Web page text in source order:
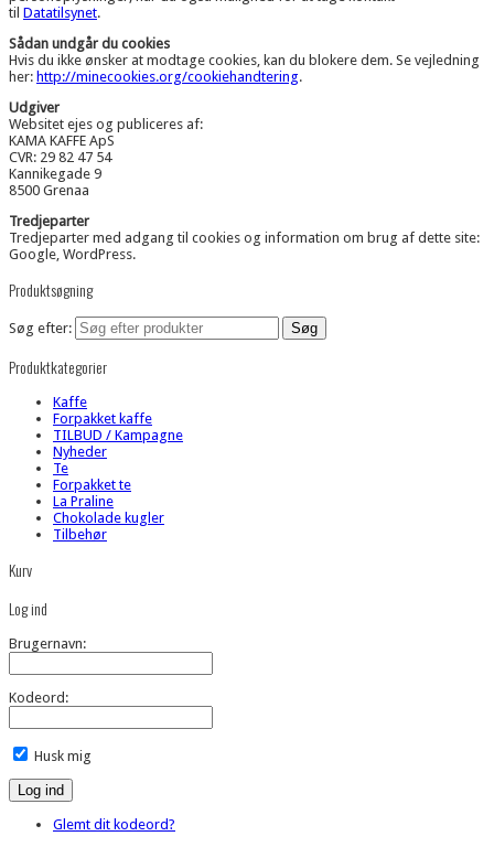
til Datatilsynet.
Sådan undgår du cookies
Hvis du ikke ønsker at modtage cookies, kan du blokere dem. Se vejledning
her: http://minecookies.org/cookiehandtering.
Udgiver
Websitet ejes og publiceres af:
KAMA KAFFE ApS
CVR: 29 82 47 54
Kannikegade 9
8500 Grenaa
Tredjeparter
Tredjeparter med adgang til cookies og information om brug af dette site:
Google, WordPress.
Produktsøgning
Søg efter:
Produktkategorier
Kaffe
Forpakket kaffe
TILBUD / Kampagne
Nyheder
Te
Forpakket te
La Praline
Chokolade kugler
Tilbehør
Kurv
Log ind
Brugernavn:
Kodeord:
Husk mig
Glemt dit kodeord?